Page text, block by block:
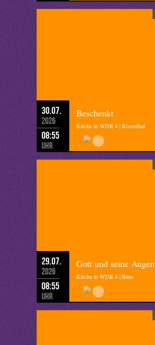
30.07.
2026
08:55
Uhr
Beschenkt
Kirche in WDR 4 | Rosenthal
29.07.
2026
08:55
Uhr
Gott und seine Augen
Kirche in WDR 4 | Bans